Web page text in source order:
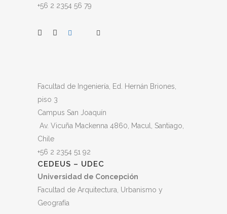
+56 2 2354 56 79
Facultad de Ingeniería, Ed. Hernán Briones,
piso 3
Campus San Joaquín
Av. Vicuña Mackenna 4860, Macul, Santiago,
Chile
+56 2 2354 51 92
CEDEUS – UDEC
Universidad de Concepción
Facultad de Arquitectura, Urbanismo y
Geografía